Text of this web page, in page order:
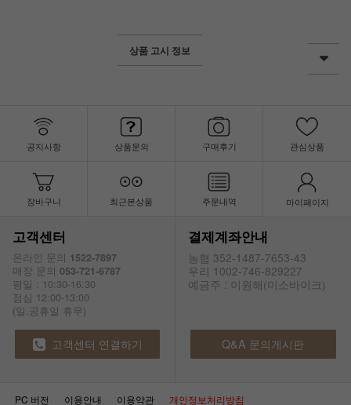
상품 고시 정보
공지사항 상품문의 구매후기 관심상품
장바구니 최근본상품 주문내역 마이페이지
고객센터
온라인 문의 1522-7897
매장 문의 053-721-6787
평일 : 10:30-16:30
점심 12:00-13:00
(일.공휴일 휴무)
결제계좌안내
농협 352-1487-7653-43
우리 1002-746-829227
예금주 : 이원해(미소바이크)
고객센터 연결하기 Q&A 문의게시판
PC 버전 이용안내 이용약관 개인정보처리방침